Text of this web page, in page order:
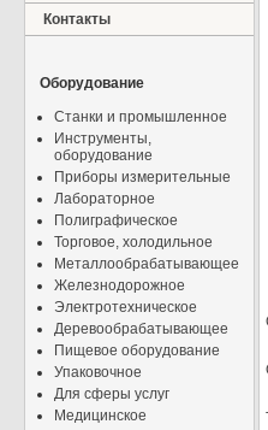
Контакты
Оборудование
Станки и промышленное
Инструменты,
оборудование
Приборы измерительные
Лабораторное
Полиграфическое
Торговое, холодильное
Металлообрабатывающее
Железнодорожное
Электротехническое
Деревообрабатывающее
Пищевое оборудование
Упаковочное
Для сферы услуг
Медицинское